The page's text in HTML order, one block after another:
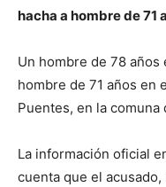
hacha a hombre de 71
Un hombre de 78 años
hombre de 71 años en
Puentes, en la comuna
La información oficial
cuenta que el